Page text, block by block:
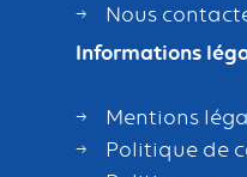
Nous
Informations
Mentions
Politique de